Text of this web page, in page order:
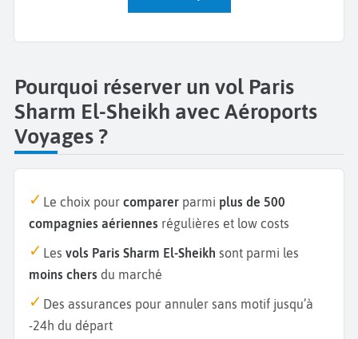
Pourquoi réserver un vol Paris
Sharm El-Sheikh avec Aéroports
Voyages ?
Le choix pour comparer parmi plus de 500
compagnies aériennes régulières et low costs
Les vols Paris Sharm El-Sheikh sont parmi les
moins chers du marché
Des assurances pour annuler sans motif jusqu’à
-24h du départ